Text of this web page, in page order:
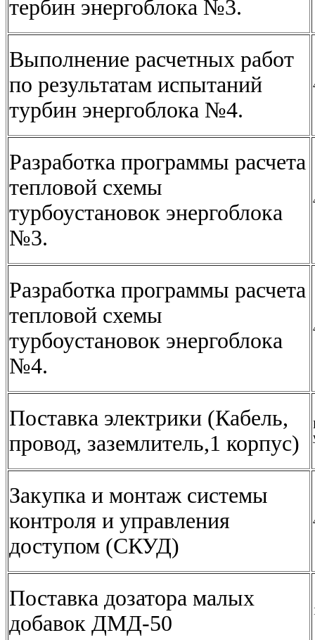
тербин энергоблока №3.
Выполнение расчетных работ
по результатам испытаний
турбин энергоблока №4.
Разработка программы расчета
тепловой схемы
турбоустановок энергоблока
№3.
Разработка программы расчета
тепловой схемы
турбоустановок энергоблока
№4.
Поставка электрики (Кабель,
провод, заземлитель,1 корпус)
Закупка и монтаж системы
контроля и управления
доступом (СКУД)
Поставка дозатора малых
добавок ДМД-50